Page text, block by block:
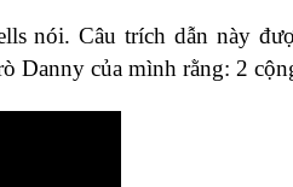
nói. Câu trích dẫn này
Danny của mình rằng: 2